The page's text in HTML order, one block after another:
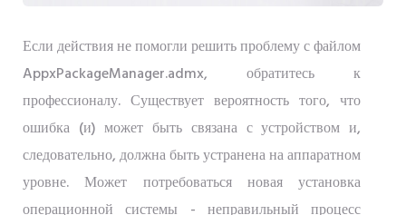
Если действия не помогли решить проблему с файлом
AppxPackageManager.admx, обратитесь к
профессионалу. Существует вероятность того, что
ошибка (и) может быть связана с устройством и,
следовательно, должна быть устранена на аппаратном
уровне. Может потребоваться новая установка